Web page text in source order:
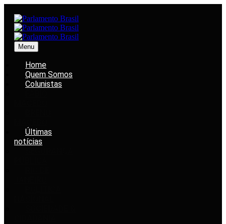
Menu
Home
Quem Somos
Colunistas
Últimas
notícias